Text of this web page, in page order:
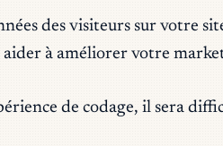
des visiteurs sur votre
aider à améliorer votre
de codage, il sera